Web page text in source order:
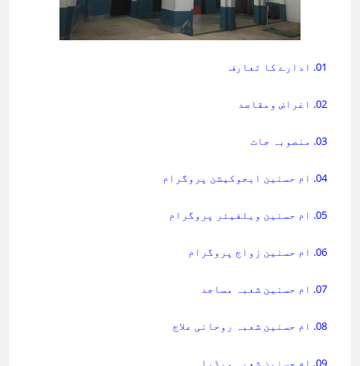
01. ادارے کا تعارف
02. اغراض ومقاصد
03. منصوبہ جات
04. ام حسنین ایجوکیشن پروگرام
05. ام حسنین ویلفیئر پروگرام
06. ام حسنین زواج پروگرام
07. ام حسنین شعبہ مساجد
08. ام حسنین شعبہ روحانی علاج
09. ام حسنین شعبہ میڈیا